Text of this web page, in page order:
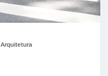
Arquitetura